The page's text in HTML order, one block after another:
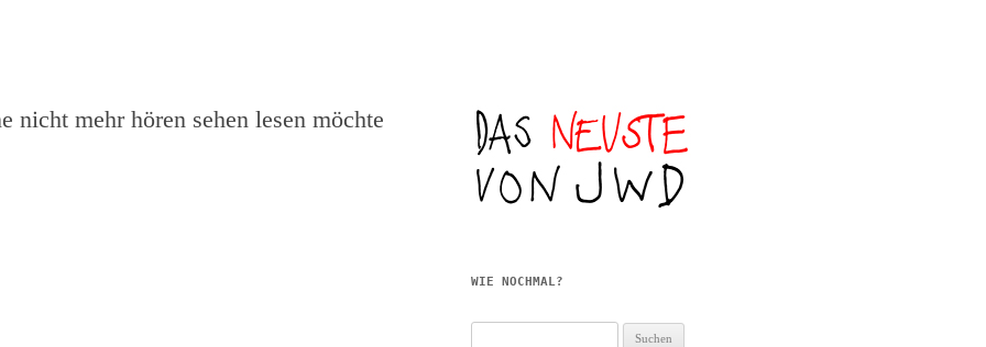
springen
nicht mehr hören sehen lesen möchte
WIE NOCHMAL?